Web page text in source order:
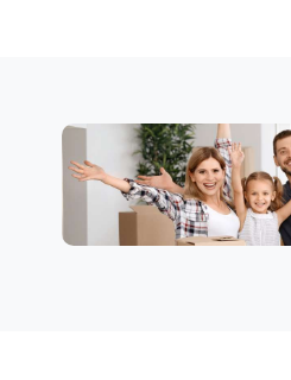
Firmenumzug
Leonding
Büroumzug